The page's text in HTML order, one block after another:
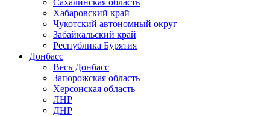
Сахалинская область
Хабаровский край
Чукотский автономный округ
Забайкальский край
Республика Бурятия
Донбасс
Весь Донбасс
Запорожская область
Херсонская область
ЛНР
ДНР